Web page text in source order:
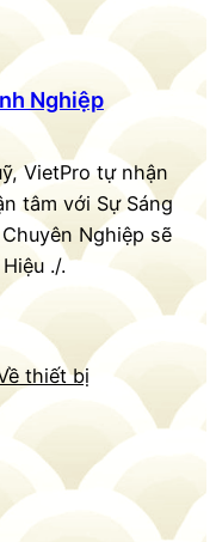
Nghiệp
VietPro tự nhận
tâm với Sự Sáng
Nghiệp sẽ
./.
thiết bị